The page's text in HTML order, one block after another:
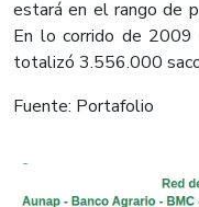
estará en el rango de
En lo corrido de 2009
totalizó 3.556.000
Fuente: Portafolio